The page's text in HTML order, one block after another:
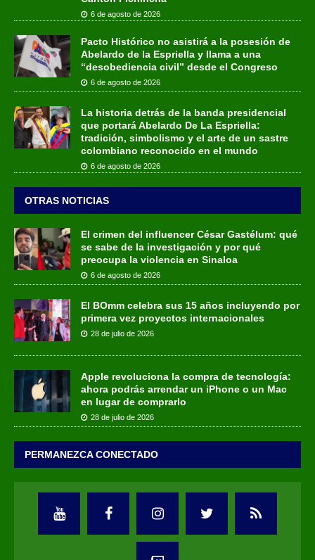
6 de agosto de 2026
Pacto Histórico no asistirá a la posesión de
Abelardo de la Espriella y llama a una
“desobediencia civil” desde el Congreso
6 de agosto de 2026
La historia detrás de la banda presidencial
que portará Abelardo De La Espriella:
tradición, simbolismo y el arte de un sastre
colombiano reconocido en el mundo
6 de agosto de 2026
OTRAS NOTICIAS
El crimen del influencer César Gastélum: qué
se sabe de la investigación y por qué
preocupa la violencia en Sinaloa
6 de agosto de 2026
El BOmm celebra sus 15 años incluyendo por
primera vez proyectos internacionales
28 de julio de 2026
Apple revoluciona la compra de tecnología:
ahora podrás arrendar un iPhone o un Mac
en lugar de comprarlo
28 de julio de 2026
PERMANEZCA CONECTADO